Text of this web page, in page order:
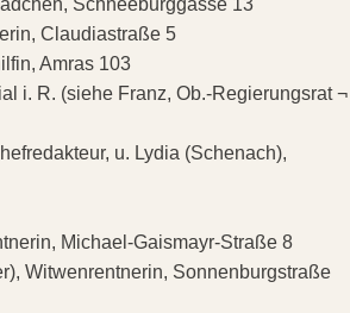
Claudiastraße 5
Amras 103
i. R. (siehe Franz, Ob.-Regierungsrat ¬
u. Lydia (Schenach),
Michael-Gaismayr-Straße 8
Witwenrentnerin, Sonnenburgstraße